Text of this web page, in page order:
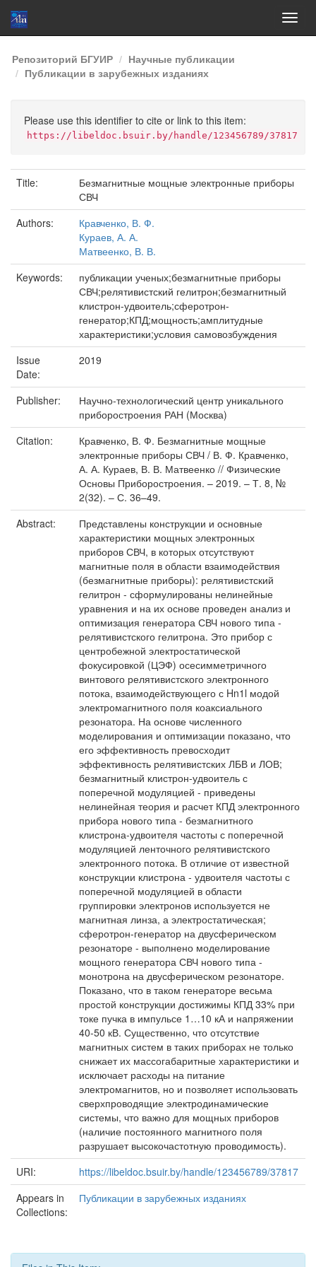
Skip
navigation
Репозиторий БГУИР
Научные публикации
Публикации в зарубежных изданиях
Please use this identifier to cite or link to this item:
https://libeldoc.bsuir.by/handle/123456789/37817
Title:
Безмагнитные мощные электронные приборы
СВЧ
Authors:
Кравченко, В. Ф.
Кураев, А. А.
Матвеенко, В. В.
Keywords:
публикации ученых;безмагнитные приборы
СВЧ;релятивистский гелитрон;безмагнитный
клистрон-удвоитель;сферотрон-
генератор;КПД;мощность;амплитудные
характеристики;условия самовозбуждения
Issue
Date:
2019
Publisher:
Научно-технологический центр уникального
приборостроения РАН (Москва)
Citation:
Кравченко, В. Ф. Безмагнитные мощные
электронные приборы СВЧ / В. Ф. Кравченко,
А. А. Кураев, В. В. Матвеенко // Физические
Основы Приборостроения. – 2019. – Т. 8, №
2(32). – С. 36–49.
Abstract:
Представлены конструкции и основные
характеристики мощных электронных
приборов СВЧ, в которых отсутствуют
магнитные поля в области взаимодействия
(безмагнитные приборы): релятивистский
гелитрон - сформулированы нелинейные
уравнения и на их основе проведен анализ и
оптимизация генератора СВЧ нового типа -
релятивистского гелитрона. Это прибор с
центробежной электростатической
фокусировкой (ЦЭФ) осесимметричного
винтового релятивистского электронного
потока, взаимодействующего с Hn1l модой
электромагнитного поля коаксиального
резонатора. На основе численного
моделирования и оптимизации показано, что
его эффективность превосходит
эффективность релятивистских ЛБВ и ЛОВ;
безмагнитный клистрон-удвоитель с
поперечной модуляцией - приведены
нелинейная теория и расчет КПД электронного
прибора нового типа - безмагнитного
клистрона-удвоителя частоты с поперечной
модуляцией ленточного релятивистского
электронного потока. В отличие от известной
конструкции клистрона - удвоителя частоты с
поперечной модуляцией в области
группировки электронов используется не
магнитная линза, а электростатическая;
сферотрон-генератор на двусферическом
резонаторе - выполнено моделирование
мощного генератора СВЧ нового типа -
монотрона на двусферическом резонаторе.
Показано, что в таком генераторе весьма
простой конструкции достижимы КПД 33% при
токе пучка в импульсе 1…10 кА и напряжении
40-50 кВ. Существенно, что отсутствие
магнитных систем в таких приборах не только
снижает их массогабаритные характеристики и
исключает расходы на питание
электромагнитов, но и позволяет использовать
сверхпроводящие электродинамические
системы, что важно для мощных приборов
(наличие постоянного магнитного поля
разрушает высокочастотную проводимость).
URI:
https://libeldoc.bsuir.by/handle/123456789/37817
Appears in
Collections:
Публикации в зарубежных изданиях